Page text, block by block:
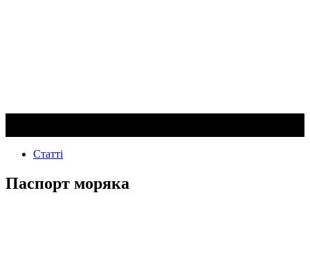
Статті
Паспорт моряка